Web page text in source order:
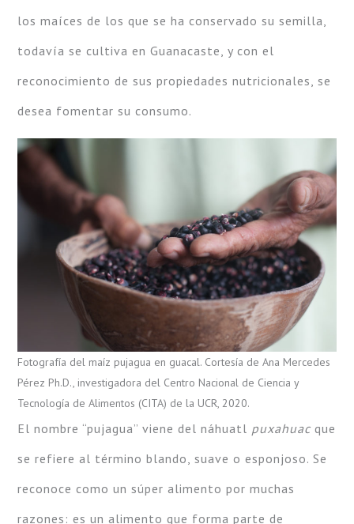
los maíces de los que se ha conservado su semilla,
todavía se cultiva en Guanacaste, y con el
reconocimiento de sus propiedades nutricionales, se
desea fomentar su consumo.
Fotografía del maíz pujagua en guacal. Cortesía de Ana Mercedes
Pérez Ph.D., investigadora del Centro Nacional de Ciencia y
Tecnología de Alimentos (CITA) de la UCR, 2020.
El nombre “pujagua” viene del náhuatl puxahuac que
se refiere al término blando, suave o esponjoso. Se
reconoce como un súper alimento por muchas
razones: es un alimento que forma parte de